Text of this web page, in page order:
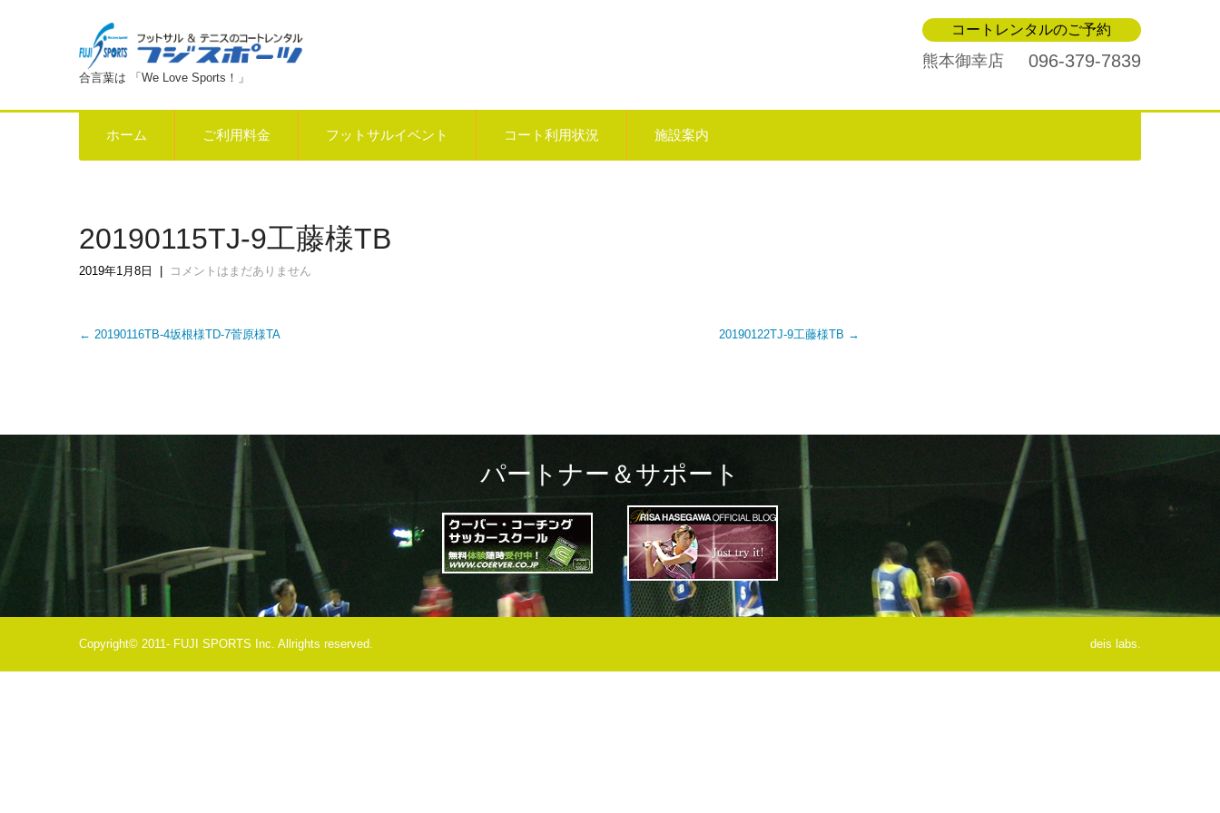
合言葉は 「We Love Sports！」
コートレンタルのご予約
熊本御幸店 096-379-7839
ホーム ご利用料金 フットサルイベント コート利用状況 施設案内
20190115TJ-9工藤様TB
2019年1月8日 コメントはまだありません
Post
← 20190116TB-4坂根様TD-7菅原様TA 20190122TJ-9工藤様TB →
パートナー＆サポート
Copyright© 2011- FUJI SPORTS Inc. Allrights reserved. deis labs.